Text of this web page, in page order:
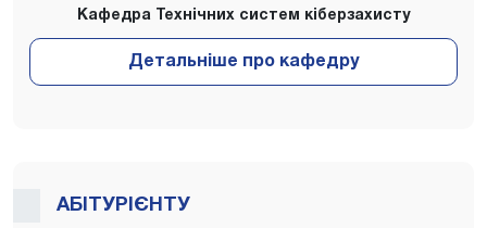
Кафедра Технічних систем кіберзахисту
АБІТУРІЄНТУ